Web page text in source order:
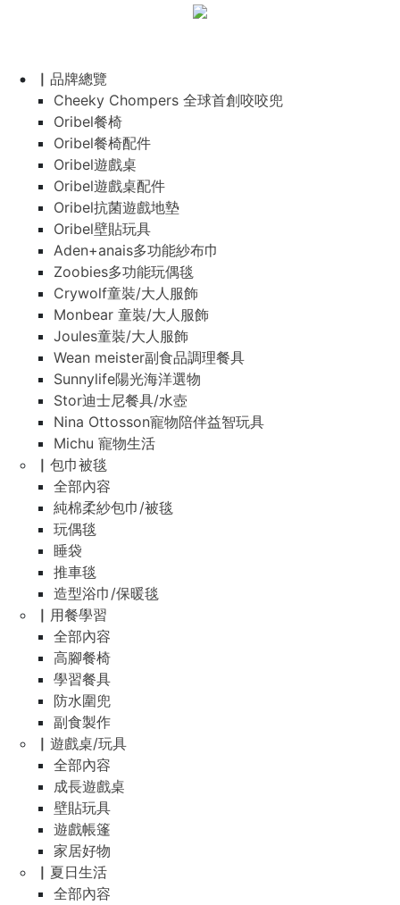
▏品牌總覽
Cheeky Chompers 全球首創咬咬兜
Oribel餐椅
Oribel餐椅配件
Oribel遊戲桌
Oribel遊戲桌配件
Oribel抗菌遊戲地墊
Oribel壁貼玩具
Aden+anais多功能紗布巾
Zoobies多功能玩偶毯
Crywolf童裝/大人服飾
Monbear 童裝/大人服飾
Joules童裝/大人服飾
Wean meister副食品調理餐具
Sunnylife陽光海洋選物
Stor迪士尼餐具/水壺
Nina Ottosson寵物陪伴益智玩具
Michu 寵物生活
▏包巾被毯
全部內容
純棉柔紗包巾/被毯
玩偶毯
睡袋
推車毯
造型浴巾/保暖毯
▏用餐學習
全部內容
高腳餐椅
學習餐具
防水圍兜
副食製作
▏遊戲桌/玩具
全部內容
成長遊戲桌
壁貼玩具
遊戲帳篷
家居好物
▏夏日生活
全部內容